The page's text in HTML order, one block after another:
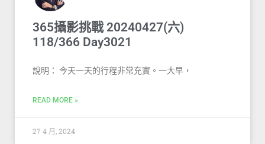
365攝影挑戰 20240427(六)
118/366 Day3021
說明： 今天一天的行程非常充實。一大早，
READ MORE »
27 4 月, 2024